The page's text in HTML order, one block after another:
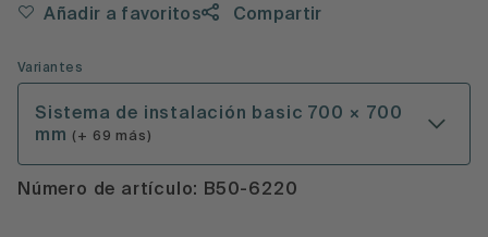
Añadir a favoritos Compartir
Variantes
Sistema de instalación basic 700 × 700
mm (+ 69 más)
Número de artículo: B50-6220